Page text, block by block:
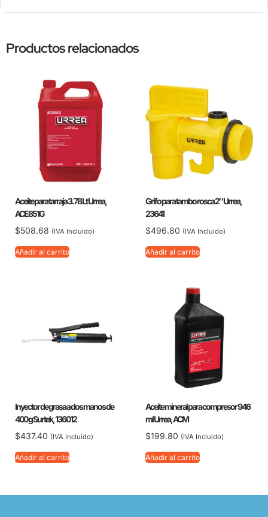
Productos relacionados
Aceite para tarraja 3.78 Lt Urrea,
ACE851G
$508.68 (IVA Incluido)
Añadir al carrito
Grifo para tambo rosca 2″ Urrea,
23641
$496.80 (IVA Incluido)
Añadir al carrito
Inyector de grasa a dos manos de
400 g Surtek, 136012
$437.40 (IVA Incluido)
Añadir al carrito
Aceite mineral para compresor 946
ml Urrea, ACM
$199.80 (IVA Incluido)
Añadir al carrito